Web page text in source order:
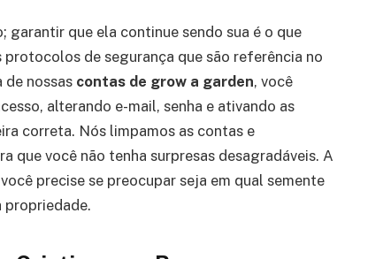
garantir que ela continue sendo sua é o que
de segurança que são referência no
de nossas contas de grow a garden, você
alterando e-mail, senha e ativando as
correta. Nós limpamos as contas e
que você não tenha surpresas desagradáveis. A
precise se preocupar seja em qual semente
propriedade.